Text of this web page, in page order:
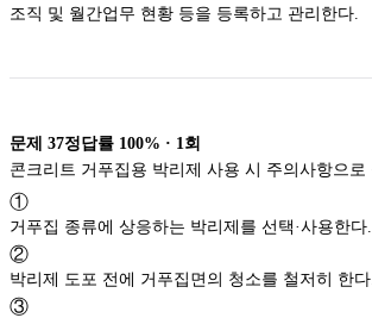
조직 및 월간업무 현황 등을 등록하고 관리한다.
문제 37정답률 100% · 1 회
①
거푸집 종류에 상응하는 박리제를 선택·사용한다.
②
박리제 도포 전에 거푸집면의 청소를 철저히 한다.
③